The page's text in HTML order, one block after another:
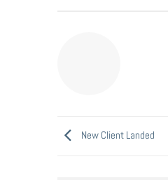
New Client Landed